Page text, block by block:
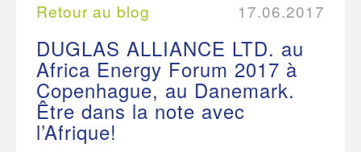
Retour au blog 17.06.2017
DUGLAS ALLIANCE LTD. au
Africa Energy Forum 2017 à
Copenhague, au Danemark.
Être dans la note avec
l’Afrique!